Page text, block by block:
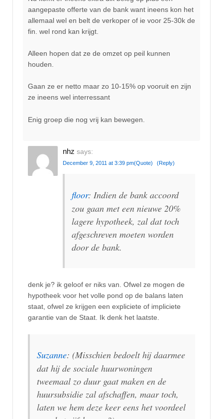
aangepaste offerte van de bank want ineens kon het
allemaal wel en belt de verkoper of ie voor 25-30k de
fin. wel rond kan krijgt.
Alleen hopen dat ze de omzet op peil kunnen
houden.
Gaan ze er netto maar zo 10-15% op vooruit en zijn
ze ineens wel interressant
Enig groep die nog vrij kan bewegen.
nhz says:
December 9, 2011 at 3:39 pm(Quote) (Reply)
floor: Indien de bank accoord
zou gaan met een nieuwe 20%
lagere hypotheek, zal dat toch
afgeschreven moeten worden
door de bank.
denk je? ik geloof er niks van. Ofwel ze mogen de
hypotheek voor het volle pond op de balans laten
staat, ofwel ze krijgen een expliciete of impliciete
garantie van de Staat. Ik denk het laatste.
Suzanne: (Misschien bedoelt hij daarmee
dat hij de sociale huurwoningen
tweemaal zo duur gaat maken en de
huursubsidie zal afschaffen, maar toch,
laten we hem deze keer eens het voordeel